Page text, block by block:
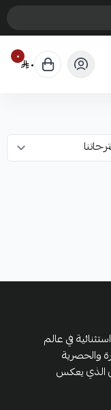
٠ ٠
في عالم
والحصرية
الذي يعكس